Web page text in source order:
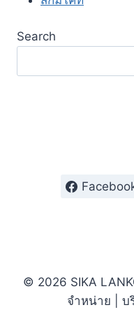
Search
© 2026 SIKA
จำหน่าย | บ